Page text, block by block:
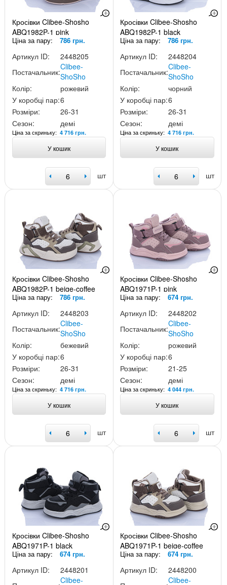
Кросівки Clibee-Shosho
ABQ1982P-1 pink
Ціна за пару: 786 грн.
Артикул ID:
2448205
Постачальник:
Clibee-
ShoSho
Колір:
рожевий
У коробці пар:6
Розміри:
26-31
Сезон:
демі
Ціна за скриньку: 4 716 грн.
У кошик
шт
Кросівки Clibee-Shosho
ABQ1982P-1 black
Ціна за пару: 786 грн.
Артикул ID:
2448204
Постачальник:
Clibee-
ShoSho
Колір:
чорний
У коробці пар:6
Розміри:
26-31
Сезон:
демі
Ціна за скриньку:4 716 грн.
У кошик
шт
Кросівки Clibee-Shosho
ABQ1982P-1 beige-coffee
Ціна за пару: 786 грн.
Артикул ID:
2448203
Постачальник:
Clibee-
ShoSho
Колір:
бежевий
У коробці пар:6
Розміри:
26-31
Сезон:
демі
Ціна за скриньку: 4 716 грн.
У кошик
шт
Кросівки Clibee-Shosho
ABQ1971P-1 pink
Ціна за пару: 674 грн.
Артикул ID:
2448202
Постачальник:
Clibee-
ShoSho
Колір:
рожевий
У коробці пар:6
Розміри:
21-25
Сезон:
демі
Ціна за скриньку:4 044 грн.
У кошик
шт
Кросівки Clibee-Shosho
ABQ1971P-1 black
Ціна за пару: 674 грн.
Артикул ID:
2448201
Clibee-
Кросівки Clibee-Shosho
ABQ1971P-1 beige-coffee
Ціна за пару: 674 грн.
Артикул ID:
2448200
Clibee-